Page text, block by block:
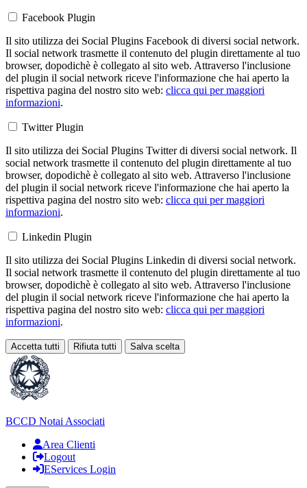
Facebook Plugin
Il sito utilizza dei Social Plugins Facebook di diversi social network.
Il social network trasmette il contenuto del plugin direttamente al tuo
browser, dopodichè è collegato al sito web. Attraverso l'inclusione
del plugin il social network riceve l'informazione che hai aperto la
rispettiva pagina del nostro sito web: clicca qui per maggiori
informazioni.
Twitter Plugin
Il sito utilizza dei Social Plugins Twitter di diversi social network. Il
social network trasmette il contenuto del plugin direttamente al tuo
browser, dopodichè è collegato al sito web. Attraverso l'inclusione
del plugin il social network riceve l'informazione che hai aperto la
rispettiva pagina del nostro sito web: clicca qui per maggiori
informazioni.
Linkedin Plugin
Il sito utilizza dei Social Plugins Linkedin di diversi social network.
Il social network trasmette il contenuto del plugin direttamente al tuo
browser, dopodichè è collegato al sito web. Attraverso l'inclusione
del plugin il social network riceve l'informazione che hai aperto la
rispettiva pagina del nostro sito web: clicca qui per maggiori
informazioni.
Accetta tutti Rifiuta tutti Salva scelta
Loading...
BCCD Notai Associati
Area Clienti
Logout
EServices Login